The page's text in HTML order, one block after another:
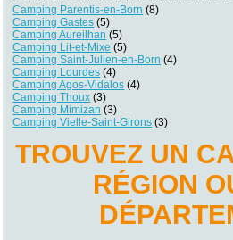
Camping Parentis-en-Born (8)
Camping Gastes (5)
Camping Aureilhan (5)
Camping Lit-et-Mixe (5)
Camping Saint-Julien-en-Born (4)
Camping Lourdes (4)
Camping Agos-Vidalos (4)
Camping Thoux (3)
Camping Mimizan (3)
Camping Vielle-Saint-Girons (3)
TROUVEZ UN
RÉGION